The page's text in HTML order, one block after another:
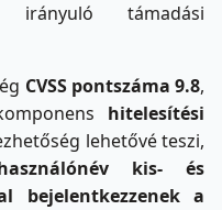
irányuló támadási
CVSS pontszáma 9.8,
hitelesítési
lehetővé teszi,
kis- és
bejelentkezzenek a